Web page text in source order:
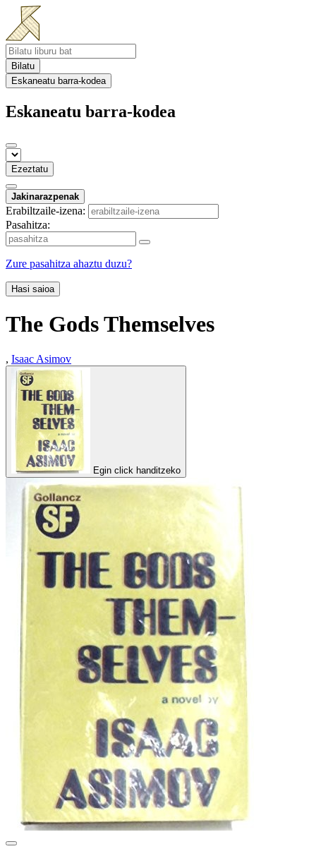
Bilatu
Eskaneatu barra-kodea
Eskaneatu barra-kodea
Ezeztatu
Jakinarazpenak
Erabiltzaile-izena:
Pasahitza:
Zure pasahitza ahaztu duzu?
Hasi saioa
The Gods Themselves
, Isaac Asimov
Egin click handitzeko